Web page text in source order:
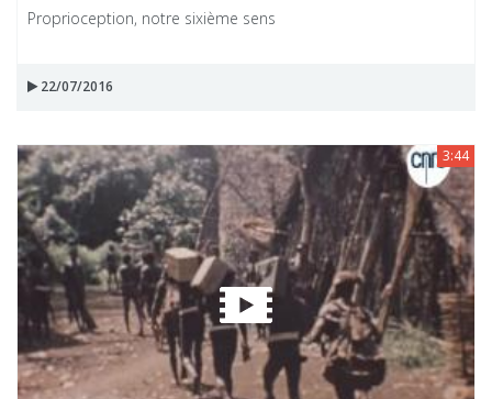
Proprioception, notre sixième sens
22/07/2016
3:44